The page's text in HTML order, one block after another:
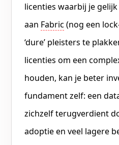
licenties waarbij je
aan Fabric (nog een
‘dure’ pleisters te
licenties om een
houden, kan je beter
fundament zelf: een
zichzelf terugverdient
adoptie en veel lagere